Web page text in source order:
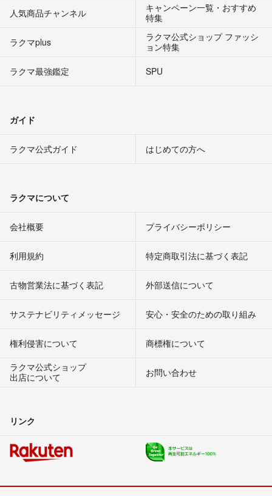
人気商品チャンネル
キャンペーン一覧・おすすめ
特集
ラクマplus
ラクマ公式ショップ ファッシ
ョン特集
ラクマ最強鑑定
SPU
ガイド
ラクマ公式ガイド はじめての方へ
ラクマについて
会社概要 プライバシーポリシー
利用規約 特定商取引法に基づく表記
古物営業法に基づく表記 外部送信について
サステナビリティメッセージ 安心・安全のための取り組み
権利侵害について
商標権について
ラクマ公式ショップ
出店について
お問い合わせ
リンク